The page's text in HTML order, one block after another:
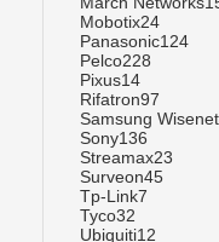
Mobotix24
Panasonic124
Pelco228
Pixus14
Rifatron97
Samsung Wisenet
Sony136
Streamax23
Surveon45
Tp-Link7
Tyco32
Ubiquiti12